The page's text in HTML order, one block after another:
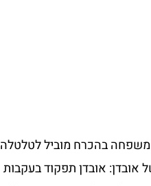
משפחה בהכרח מוביל לטלטלה
אובדן: אובדן תפקוד בעקבות